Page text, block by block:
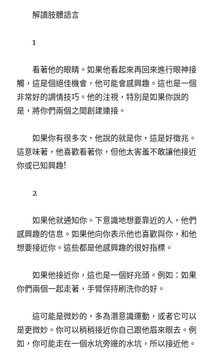
解讀肢體語言
1
看著他的眼睛。如果他看起來再回來進行眼神接
觸，這是個絕佳機會，他可能會感興趣。這也是一個
非常好的調情技巧。他的注視，特別是如果你說的
是，將你們兩個之間創建連接。
如果你有很多次，他說的就是你，這是好徵兆。
這意味著，他喜歡看著你，但他太害羞不敢讓他接近
你或已知興趣!
2
如果他就通知你。下意識地想要靠近的人，他們
感興趣的信息。如果他向你表示他也喜歡與你，和他
想要接近你。這些都是他感興趣的很好指標。
如果他接近你，這也是一個好兆頭。例如：如果
你們兩個一起走著，手臂保持刷洗你的好。
這可能是微妙的，多為潛意識運動，或者它可以
是更微妙。你可以稍稍接近你自己跟他眉來眼去。例
如，你可能走在一個水坑旁邊的水坑，所以接近他。